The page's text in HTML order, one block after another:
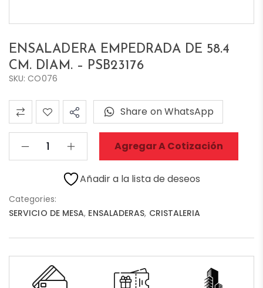
ENSALADERA EMPEDRADA DE 58.4
CM. DIAM. – PSB23176
SKU: CO076
Agregar A Cotización
Share on WhatsApp
Añadir a la lista de deseos
Categories:
SERVICIO DE MESA, ENSALADERAS, CRISTALERIA